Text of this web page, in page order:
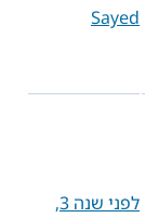
Sayed
לפני שנה 3,